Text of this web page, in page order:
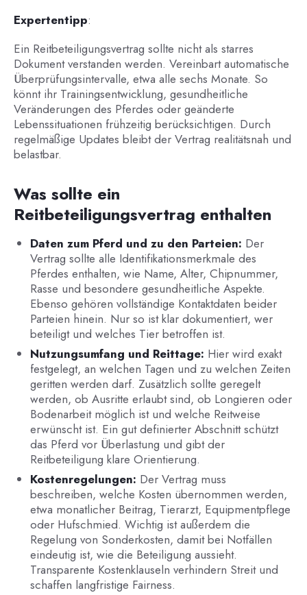
Expertentipp:
Ein Reitbeteiligungsvertrag sollte nicht als starres
Dokument verstanden werden. Vereinbart automatische
Überprüfungsintervalle, etwa alle sechs Monate. So
könnt ihr Trainingsentwicklung, gesundheitliche
Veränderungen des Pferdes oder geänderte
Lebenssituationen frühzeitig berücksichtigen. Durch
regelmäßige Updates bleibt der Vertrag realitätsnah und
belastbar.
Was sollte ein
Reitbeteiligungsvertrag enthalten
Daten zum Pferd und zu den Parteien: Der
Vertrag sollte alle Identifikationsmerkmale des
Pferdes enthalten, wie Name, Alter, Chipnummer,
Rasse und besondere gesundheitliche Aspekte.
Ebenso gehören vollständige Kontaktdaten beider
Parteien hinein. Nur so ist klar dokumentiert, wer
beteiligt und welches Tier betroffen ist.
Nutzungsumfang und Reittage: Hier wird exakt
festgelegt, an welchen Tagen und zu welchen Zeiten
geritten werden darf. Zusätzlich sollte geregelt
werden, ob Ausritte erlaubt sind, ob Longieren oder
Bodenarbeit möglich ist und welche Reitweise
erwünscht ist. Ein gut definierter Abschnitt schützt
das Pferd vor Überlastung und gibt der
Reitbeteiligung klare Orientierung.
Kostenregelungen: Der Vertrag muss
beschreiben, welche Kosten übernommen werden,
etwa monatlicher Beitrag, Tierarzt, Equipmentpflege
oder Hufschmied. Wichtig ist außerdem die
Regelung von Sonderkosten, damit bei Notfällen
eindeutig ist, wie die Beteiligung aussieht.
Transparente Kostenklauseln verhindern Streit und
schaffen langfristige Fairness.